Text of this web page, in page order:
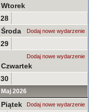
Wtorek
28
Dodaj nowe wydarzenie
Środa
29
Dodaj nowe wydarzenie
Czwartek
30
Maj 2026
Dodaj nowe wydarzenie
Piątek